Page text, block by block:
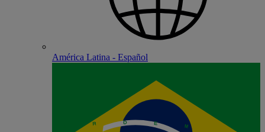
América Latina - Español